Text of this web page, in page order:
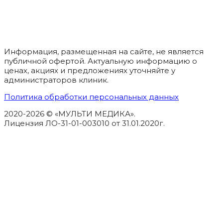
Информация, размещенная на сайте, не является
публичной офертой. Актуальную информацию о
ценах, акциях и предложениях уточняйте у
администраторов клиник.
Политика обработки персональных данных
2020-2026 © «МУЛЬТИ МЕДИКА».
Лицензия ЛО-31-01-003010 от 31.01.2020г.